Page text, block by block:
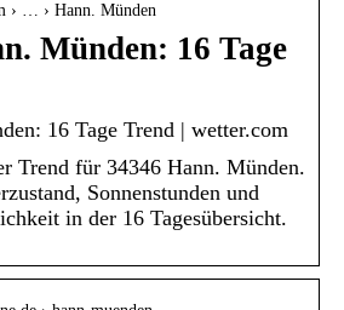
› … › Hann. Münden
Münden: 16 Tage
16 Tage Trend | wetter.com
Trend für 34346 Hann. Münden.
Sonnenstunden und
in der 16 Tagesübersicht.